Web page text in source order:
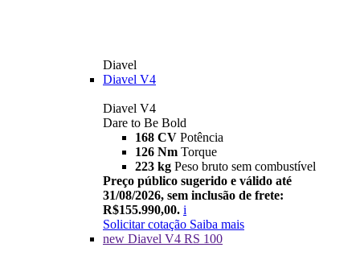
Diavel
Diavel V4
Diavel V4
Dare to Be Bold
168 CV Potência
126 Nm Torque
223 kg Peso bruto sem combustível
Preço público sugerido e válido até
31/08/2026, sem inclusão de frete:
R$155.990,00. i
Solicitar cotação Saiba mais
new Diavel V4 RS 100